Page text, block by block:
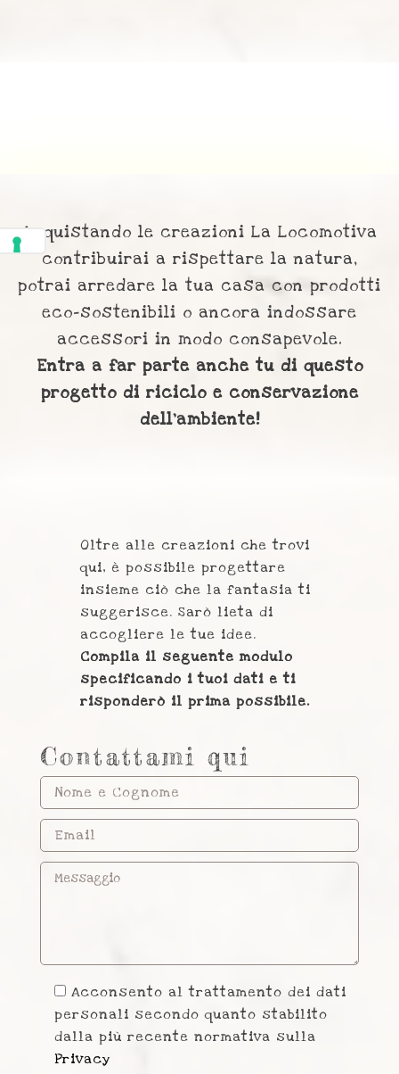
Acquistando le creazioni La Locomotiva
contribuirai a rispettare la natura,
potrai arredare la tua casa con prodotti
eco-sostenibili o ancora indossare
accessori in modo consapevole.
Entra a far parte anche tu di questo
progetto di riciclo e conservazione
dell'ambiente!
Oltre alle creazioni che trovi
qui, è possibile progettare
insieme ciò che la fantasia ti
suggerisce. Sarò lieta di
accogliere le tue idee.
Compila il seguente modulo
specificando i tuoi dati e ti
risponderò il prima possibile.
Contattami qui
Acconsento al trattamento dei dati
personali secondo quanto stabilito
dalla più recente normativa sulla
Privacy